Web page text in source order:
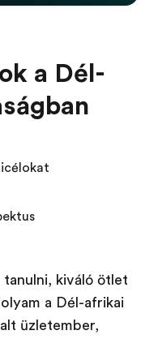
a Dél-
kiváló ötlet
a Dél-afrikai
üzletember,